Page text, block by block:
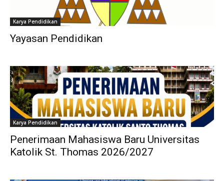
Karya Pendidikan
Yayasan Pendidikan
Karya Pendidikan
Penerimaan Mahasiswa Baru Universitas
Katolik St. Thomas 2026/2027